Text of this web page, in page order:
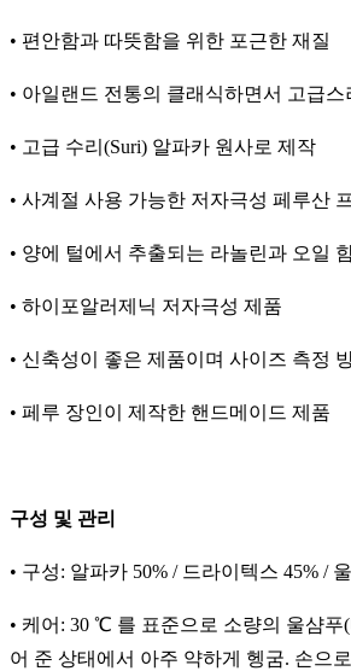
• 편안함과 따뜻함을 위한 포근한 재질
• 아일랜드 전통의 클래식하면서 고급스
• 고급 수리(Suri) 알파카 원사로 제작
• 사계절 사용 가능한 저자극성 페루산
• 양에 털에서 추출되는 라놀린과 오일
• 하이포알러제닉 저자극성 제품
• 신축성이 좋은 제품이며 사이즈 측정
• 페루 장인이 제작한 핸드메이드 제품
구성 및 관리
• 구성: 알파카 50% / 드라이텍스 45% /
• 케어: 30 ℃ 를 표준으로 소량의 울샴푸
어 준 상태에서 아주 약하게 헹굼. 손으